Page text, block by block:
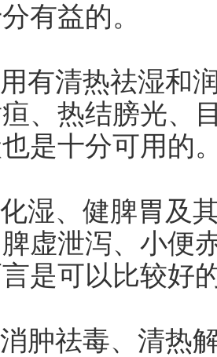
有益的。
有清热祛湿和
、热结膀光、
是十分可用的
湿、健脾胃及
虚泄泻、小便
是可以比较好
肿祛毒、清热